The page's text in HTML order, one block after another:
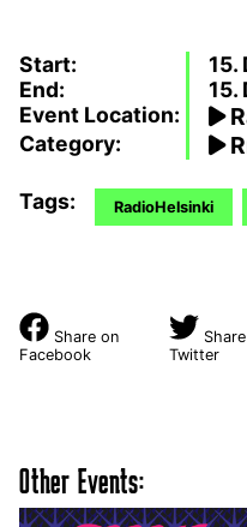
Start:
15.
End:
15.
Event Location:
Category:
Tags: RadioHelsinki
Share on
Facebook
Twitter
Other Events: